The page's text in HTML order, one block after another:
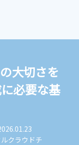
大切さを
必要な基
クラウドチ